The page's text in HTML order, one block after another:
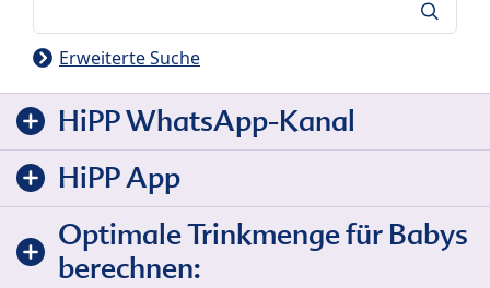
Erweiterte Suche
HiPP WhatsApp-Kanal
HiPP App
Optimale Trinkmenge für Babys
berechnen: